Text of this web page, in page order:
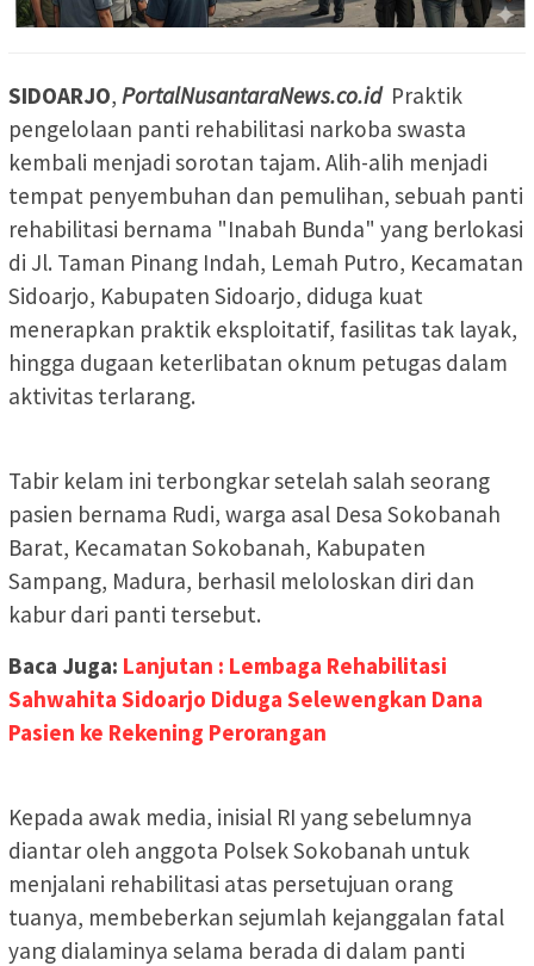
SIDOARJO, PortalNusantaraNews.co.idPraktik
pengelolaan panti rehabilitasi narkoba swasta
kembali menjadi sorotan tajam. Alih-alih menjadi
tempat penyembuhan dan pemulihan, sebuah panti
rehabilitasi bernama "Inabah Bunda" yang berlokasi
di Jl. Taman Pinang Indah, Lemah Putro, Kecamatan
Sidoarjo, Kabupaten Sidoarjo, diduga kuat
menerapkan praktik eksploitatif, fasilitas tak layak,
hingga dugaan keterlibatan oknum petugas dalam
aktivitas terlarang.
Tabir kelam ini terbongkar setelah salah seorang
pasien bernama Rudi, warga asal Desa Sokobanah
Barat, Kecamatan Sokobanah, Kabupaten
Sampang, Madura, berhasil meloloskan diri dan
kabur dari panti tersebut.
Baca Juga: Lanjutan : Lembaga Rehabilitasi
Sahwahita Sidoarjo Diduga Selewengkan Dana
Pasien ke Rekening Perorangan
Kepada awak media, inisial RI yang sebelumnya
diantar oleh anggota Polsek Sokobanah untuk
menjalani rehabilitasi atas persetujuan orang
tuanya, membeberkan sejumlah kejanggalan fatal
yang dialaminya selama berada di dalam panti